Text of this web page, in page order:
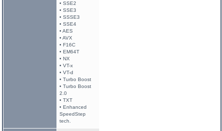
• SSE2
• SSE3
• SSSE3
• SSE4
• AES
• AVX
• F16C
• EM64T
• NX
• VT-x
• VT-d
• Turbo Boost
• Turbo Boost
2.0
• TXT
• Enhanced
SpeedStep
tech.